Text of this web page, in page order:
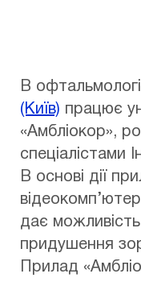
В
(Київ) працює
«Амбліокор»,
спеціалістами
В основі дії
дає
придушення
Прилад